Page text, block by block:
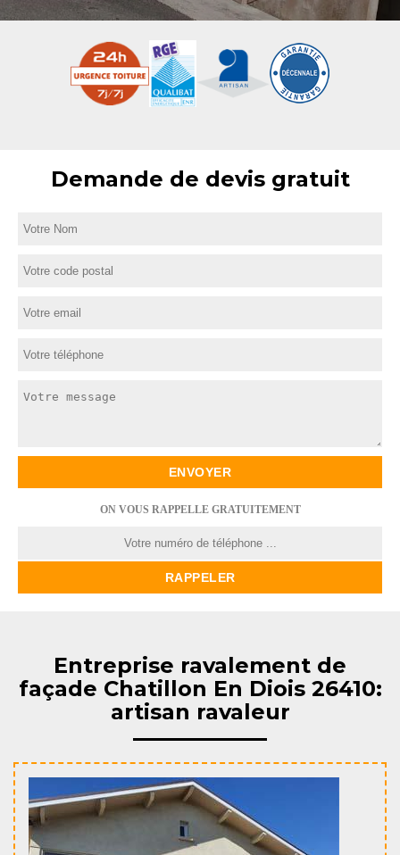
Demande de devis gratuit
ON VOUS RAPPELLE GRATUITEMENT
Entreprise ravalement de
façade Chatillon En Diois 26410:
artisan ravaleur